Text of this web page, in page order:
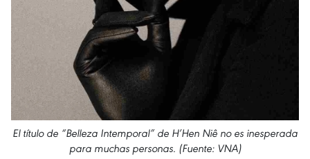
El título de “Belleza Intemporal” de H’Hen Niê no es inesperada
para muchas personas. (Fuente: VNA)